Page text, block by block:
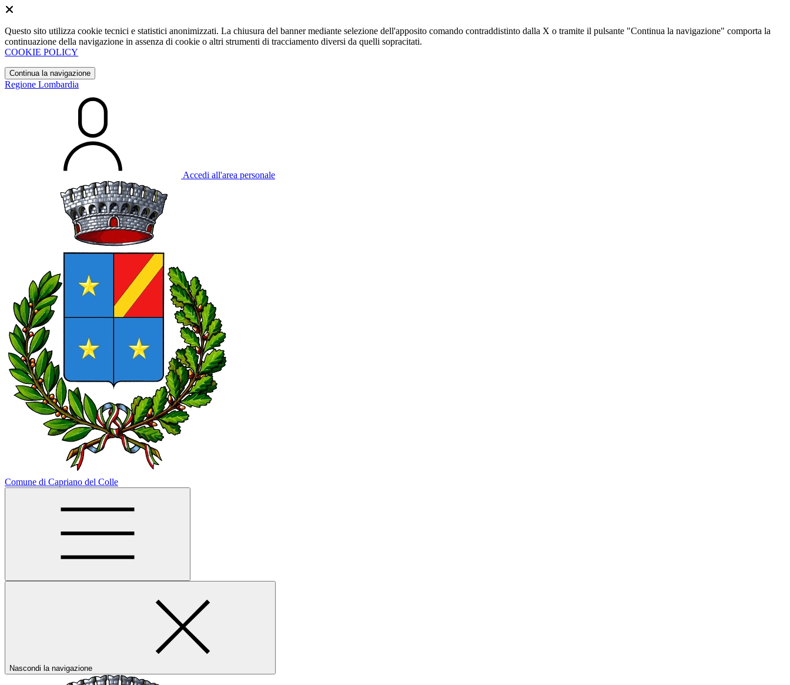
Questo sito utilizza cookie tecnici e statistici anonimizzati. La chiusura del banner mediante selezione dell'apposito comando contraddistinto dalla X o tramite il pulsante "Continua la navigazione" comporta la
continuazione della navigazione in assenza di cookie o altri strumenti di tracciamento diversi da quelli sopracitati.
COOKIE POLICY
Continua la navigazione
Regione Lombardia
Accedi all'area personale
Comune di Capriano del Colle
Nascondi la navigazione